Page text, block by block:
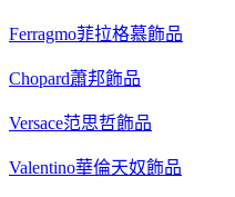
Ferragmo菲拉格慕飾品
Chopard蕭邦飾品
Versace范思哲飾品
Valentino華倫天奴飾品